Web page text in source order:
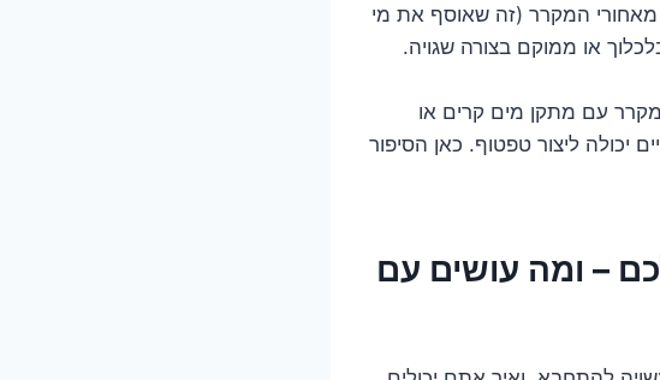
מאחורי המקרר (זה שאוסף את מי
או ממוקם בצורה שגויה.
עם מתקן מים קרים או
יכולה ליצור טפטוף. כאן הסיפור
– ומה עושים עם